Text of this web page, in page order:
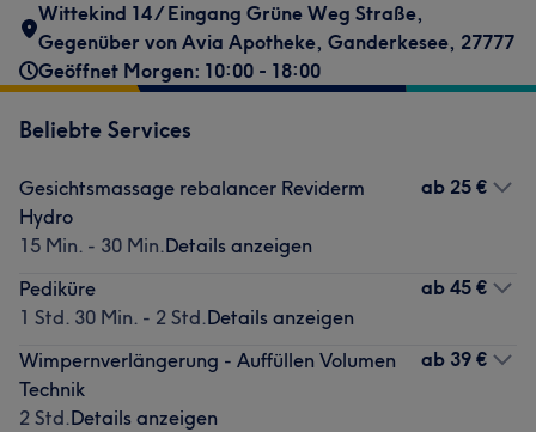
Wittekind 14 / Eingang Grüne Weg Straße,
Gegenüber von Avia Apotheke, Ganderkesee, 27777
Geöffnet Morgen: 10:00 - 18:00
Beliebte Services
Gesichtsmassage rebalancer Reviderm
Hydro
15 Min. - 30 Min.Details anzeigen
ab 25 €
Pediküre
1 Std. 30 Min. - 2 Std.Details anzeigen
ab 45 €
Wimpernverlängerung - Auffüllen Volumen
Technik
2 Std.Details anzeigen
ab 39 €